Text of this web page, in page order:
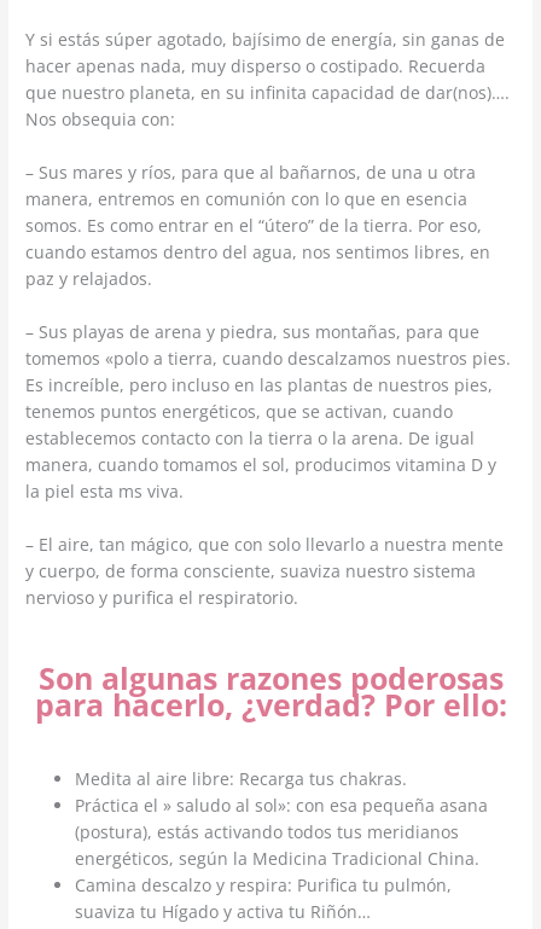
Y si estás súper agotado, bajísimo de energía, sin ganas de
hacer apenas nada, muy disperso o costipado. Recuerda
que nuestro planeta, en su infinita capacidad de dar(nos)….
Nos obsequia con:
– Sus mares y ríos, para que al bañarnos, de una u otra
manera, entremos en comunión con lo que en esencia
somos. Es como entrar en el “útero” de la tierra. Por eso,
cuando estamos dentro del agua, nos sentimos libres, en
paz y relajados.
– Sus playas de arena y piedra, sus montañas, para que
tomemos «polo a tierra, cuando descalzamos nuestros pies.
Es increíble, pero incluso en las plantas de nuestros pies,
tenemos puntos energéticos, que se activan, cuando
establecemos contacto con la tierra o la arena. De igual
manera, cuando tomamos el sol, producimos vitamina D y
la piel esta ms viva.
– El aire, tan mágico, que con solo llevarlo a nuestra mente
y cuerpo, de forma consciente, suaviza nuestro sistema
nervioso y purifica el respiratorio.
Son algunas razones poderosas
para hacerlo, ¿verdad? Por ello:
Medita al aire libre: Recarga tus chakras.
Práctica el » saludo al sol»: con esa pequeña asana
(postura), estás activando todos tus meridianos
energéticos, según la Medicina Tradicional China.
Camina descalzo y respira: Purifica tu pulmón,
suaviza tu Hígado y activa tu Riñón…